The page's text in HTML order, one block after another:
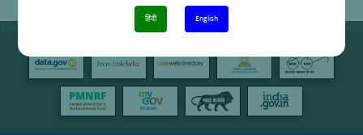
हिंदी English